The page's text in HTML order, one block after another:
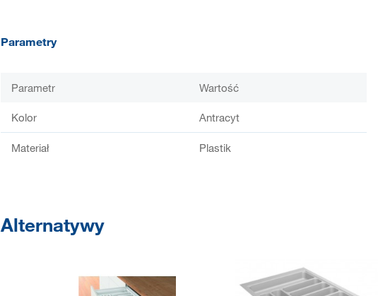
Parametry
Parametr Wartość
Kolor Antracyt
Materiał Plastik
Alternatywy